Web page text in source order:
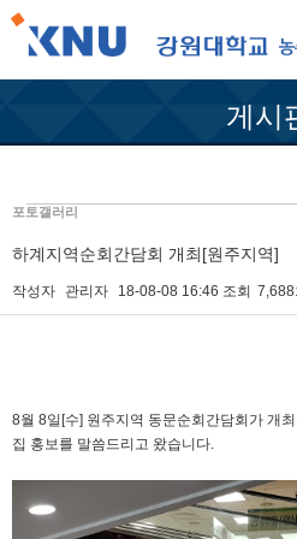
게시
포토갤러리
하계지역순회간담회 개최[원주지역]
작성자 관리자 18-08-08 16:46 조회 7,688
8월 8일[수] 원주지역 동문순회간담회가 개
집 홍보를 말씀드리고 왔습니다.